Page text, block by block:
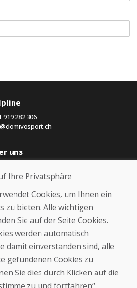
919 282 306
uns
uns
und Umtausch von Waren
Ihre Privatsphäre
Cookies, um Ihnen ein
zu bieten. Alle wichtigen
Sie auf der Seite Cookies.
werden automatisch
damit einverstanden sind, alle
gefundenen Cookies zu
Sie dies durch Klicken auf die
zu und fortfahren“